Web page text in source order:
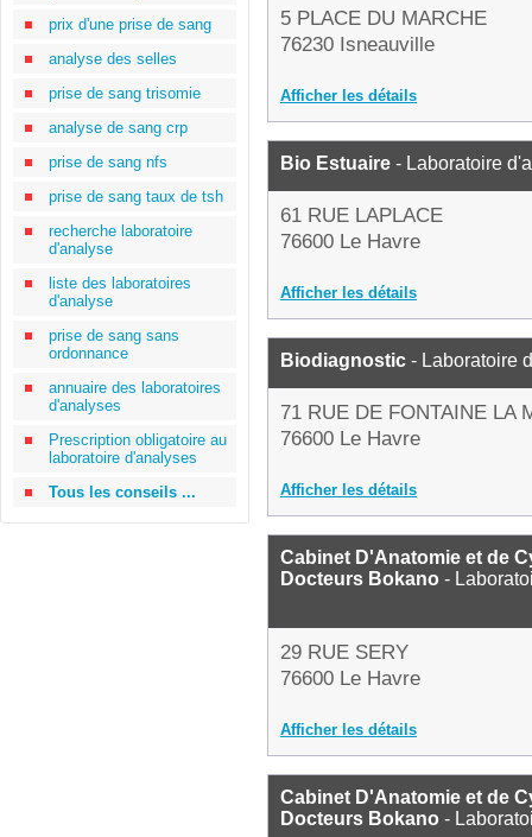
prix d'une prise de sang
analyse des selles
prise de sang trisomie
analyse de sang crp
prise de sang nfs
prise de sang taux de tsh
recherche laboratoire
d'analyse
liste des laboratoires
d'analyse
prise de sang sans
ordonnance
annuaire des laboratoires
d'analyses
Prescription obligatoire au
laboratoire d'analyses
Tous les conseils ...
5 PLACE DU MARCHE
76230 Isneauville
Afficher les détails
Bio Estuaire - Laboratoire
61 RUE LAPLACE
76600 Le Havre
Afficher les détails
Biodiagnostic - Laboratoire
71 RUE DE FONTAINE LA
76600 Le Havre
Afficher les détails
Cabinet D'Anatomie et de
Docteurs Bokano -
29 RUE SERY
76600 Le Havre
Afficher les détails
Cabinet D'Anatomie et de
Docteurs Bokano -